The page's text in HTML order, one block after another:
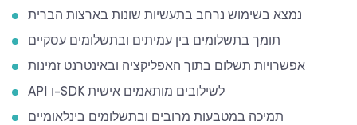
נמצא בשימוש נרחב בתעשיות שונות בארצות הברית
תומך בתשלומים בין עמיתים ובתשלומים עסקיים
אפשרויות תשלום בתוך האפליקציה ובאינטרנט זמינות
API ו-SDK לשילובים מותאמים אישית
תמיכה במטבעות מרובים ובתשלומים בינלאומיים